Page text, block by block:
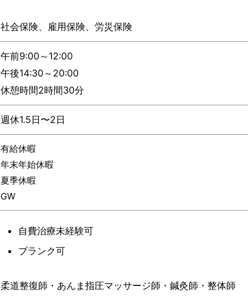
社会保険、雇用保険、労災保険
午前9:00～12:00
午後14:30～20:00
休憩時間2時間30分
週休1.5日〜2日
有給休暇
年末年始休暇
夏季休暇
GW
自費治療未経験可
ブランク可
柔道整復師・あんま指圧マッサージ師・鍼灸師・整体師